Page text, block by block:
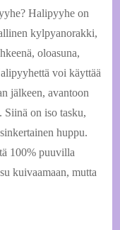
tarinaa
Halipyyhe on
kylpyanorakki,
oloasuna,
voi käyttää
jälkeen, avantoon
Siinä on iso tasku,
huppu.
100% puuvilla
kuivaamaan, mutta